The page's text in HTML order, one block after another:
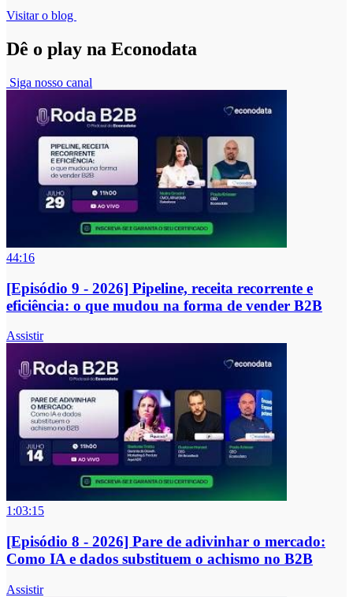
Visitar o blog
Dê o play na Econodata
Siga nosso canal
44:16
[Episódio 9 - 2026] Pipeline, receita recorrente e
eficiência: o que mudou na forma de vender B2B
Assistir
1:03:15
[Episódio 8 - 2026] Pare de adivinhar o mercado:
Como IA e dados substituem o achismo no B2B
Assistir